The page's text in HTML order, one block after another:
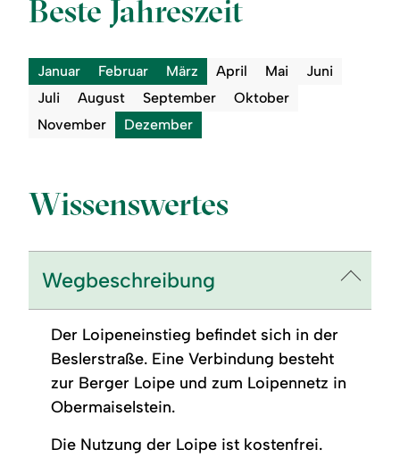
Beste Jahreszeit
Januar Februar März April Mai
Juni
Juli
August September
Oktober
November
Dezember
Wissenswertes
Wegbeschreibung
Der Loipeneinstieg befindet sich in der
Beslerstraße. Eine Verbindung besteht
zur Berger Loipe und zum Loipennetz in
Obermaiselstein.
Die Nutzung der Loipe ist kostenfrei.